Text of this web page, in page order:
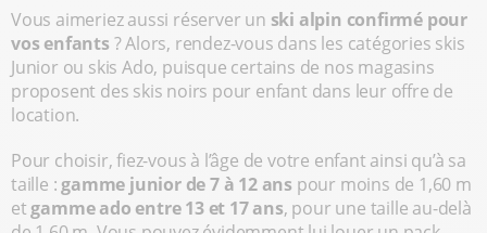
Vous aimeriez aussi réserver un ski alpin confirmé pour
vos enfants ? Alors, rendez-vous dans les catégories skis
Junior ou skis Ado, puisque certains de nos magasins
proposent des skis noirs pour enfant dans leur offre de
location.
Pour choisir, fiez-vous à l’âge de votre enfant ainsi qu’à sa
taille : gamme junior de 7 à 12 ans pour moins de 1,60 m
et gamme ado entre 13 et 17 ans, pour une taille au-delà